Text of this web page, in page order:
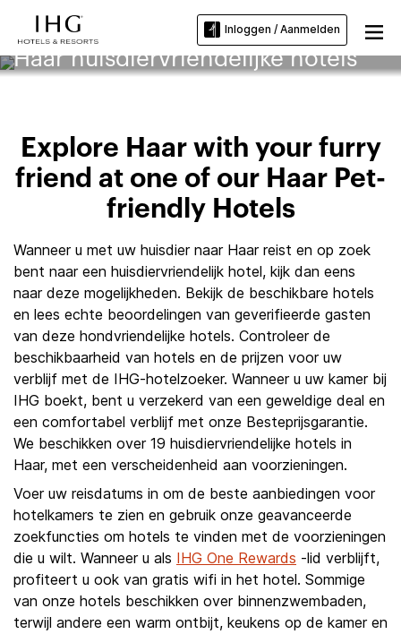
Inloggen / Aanmelden
Haar huisdiervriendelijke hotels
Explore Haar with your furry
friend at one of our Haar Pet-
friendly Hotels
Wanneer u met uw huisdier naar Haar reist en op zoek
bent naar een huisdiervriendelijk hotel, kijk dan eens
naar deze mogelijkheden. Bekijk de beschikbare hotels
en lees echte beoordelingen van geverifieerde gasten
van deze hondvriendelijke hotels. Controleer de
beschikbaarheid van hotels en de prijzen voor uw
verblijf met de IHG-hotelzoeker. Wanneer u uw kamer bij
IHG boekt, bent u verzekerd van een geweldige deal en
een comfortabel verblijf met onze Besteprijsgarantie.
We beschikken over 19 huisdiervriendelijke hotels in
Haar, met een verscheidenheid aan voorzieningen.
Voer uw reisdatums in om de beste aanbiedingen voor
hotelkamers te zien en gebruik onze geavanceerde
zoekfuncties om hotels te vinden met de voorzieningen
die u wilt. Wanneer u als IHG One Rewards -lid verblijft,
profiteert u ook van gratis wifi in het hotel. Sommige
van onze hotels beschikken over binnenzwembaden,
terwijl andere een warm ontbijt, keukens op de kamer en